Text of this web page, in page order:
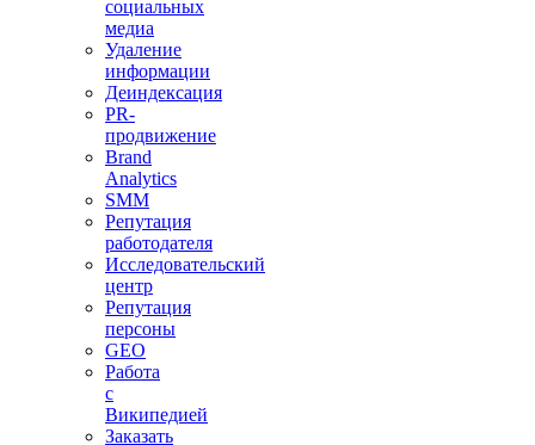
социальных
медиа
Удаление
информации
Деиндексация
PR-
продвижение
Brand
Analytics
SMM
Репутация
работодателя
Исследовательский
центр
Репутация
персоны
GEO
Работа
с
Википедией
Заказать